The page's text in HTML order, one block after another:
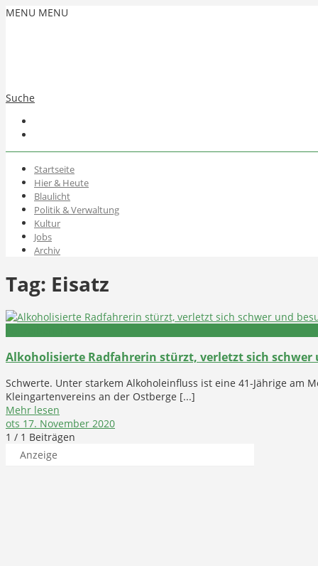
MENU MENU
Suche
Startseite
Hier & Heute
Blaulicht
Politik & Verwaltung
Kultur
Jobs
Archiv
Tag: Eisatz
Alkoholisierte Radfahrerin stürzt, verletzt sich schwer
Schwerte. Unter starkem Alkoholeinfluss ist eine 41-Jährige am
Kleingartenvereins an der Ostberge [...]
Mehr lesen
ots 17. November 2020
1 / 1 Beiträgen
Anzeige